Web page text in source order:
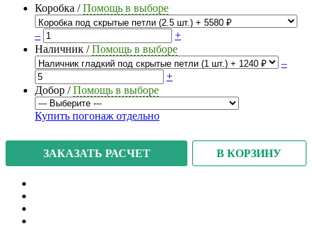
Коробка /Помощь в выборе
–
+
Наличник /Помощь в выборе
–
+
Добор /Помощь в выборе
Купить погонаж отдельно
ЗАКАЗАТЬ РАСЧЕТ В КОРЗИНУ